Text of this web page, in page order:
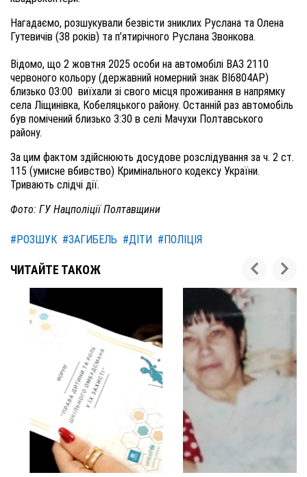
Нагадаємо, розшукували безвісти зниклих Руслана та Олена
Гутевичів (38 років) та п’ятирічного Руслана Звонкова.
Відомо, що 2 жовтня 2025 особи на автомобілі ВАЗ 2110
червоного кольору (державний номерний знак ВІ6804АР)
близько 03:00 виїхали зі свого місця проживання в напрямку
села Ліщинівка, Кобеляцького району. Останній раз автомобіль
був помічений близько 3:30 в селі Мачухи Полтавського
району.
За цим фактом здійснюють досудове розслідування за ч. 2 ст.
115 (умисне вбивство) Кримінального кодексу України.
Тривають слідчі дії.
Фото: ГУ Нацполіції Полтавщини
#РОЗШУК #ЗАГИБЕЛЬ #ДІТИ #ПОЛІЦІЯ
ЧИТАЙТЕ ТАКОЖ